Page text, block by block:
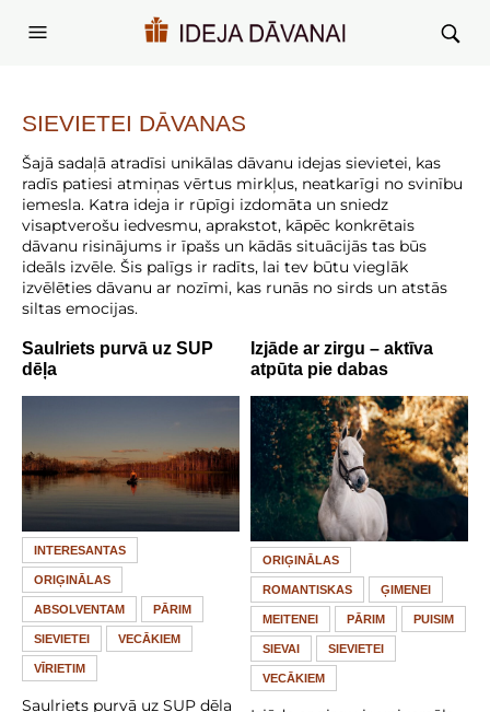
SIEVIETEI DĀVANAS
Šajā sadaļā atradīsi unikālas dāvanu idejas sievietei, kas
radīs patiesi atmiņas vērtus mirkļus, neatkarīgi no svinību
iemesla. Katra ideja ir rūpīgi izdomāta un sniedz
visaptverošu iedvesmu, aprakstot, kāpēc konkrētais
dāvanu risinājums ir īpašs un kādās situācijās tas būs
ideāls izvēle. Šis palīgs ir radīts, lai tev būtu vieglāk
izvēlēties dāvanu ar nozīmi, kas runās no sirds un atstās
siltas emocijas.
Saulriets purvā uz SUP
dēļa
INTERESANTAS
ORIĢINĀLAS
ABSOLVENTAM PĀRIM
SIEVIETEI VECĀKIEM
VĪRIETIM
Saulriets purvā uz SUP dēļa
Izjāde ar zirgu – aktīva
atpūta pie dabas
ORIĢINĀLAS
ROMANTISKAS ĢIMENEI
MEITENEI PĀRIM PUISIM
SIEVAI SIEVIETEI
VECĀKIEM